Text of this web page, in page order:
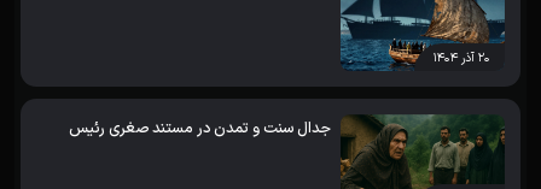
۲۰ آذر ۱۴۰۴
جدال سنت و تمدن در مستند صغری رئیس